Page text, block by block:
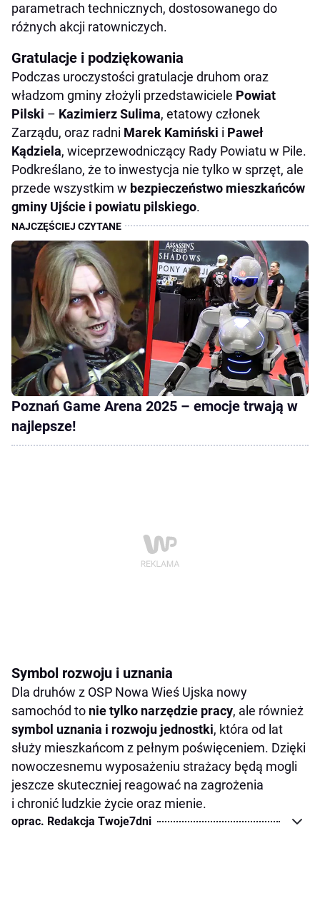
parametrach technicznych, dostosowanego do
różnych akcji ratowniczych.
Gratulacje i podziękowania
Podczas uroczystości gratulacje druhom oraz
władzom gminy złożyli przedstawiciele Powiat
Pilski – Kazimierz Sulima, etatowy członek
Zarządu, oraz radni Marek Kamiński i Paweł
Kądziela, wiceprzewodniczący Rady Powiatu w Pile.
Podkreślano, że to inwestycja nie tylko w sprzęt, ale
przede wszystkim w bezpieczeństwo mieszkańców
gminy Ujście i powiatu pilskiego.
Poznań Game Arena 2025 – emocje trwają w
najlepsze!
Symbol rozwoju i uznania
Dla druhów z OSP Nowa Wieś Ujska nowy
samochód to nie tylko narzędzie pracy, ale również
symbol uznania i rozwoju jednostki, która od lat
służy mieszkańcom z pełnym poświęceniem. Dzięki
nowoczesnemu wyposażeniu strażacy będą mogli
jeszcze skuteczniej reagować na zagrożenia
i chronić ludzkie życie oraz mienie.
oprac. Redakcja Twoje7dni